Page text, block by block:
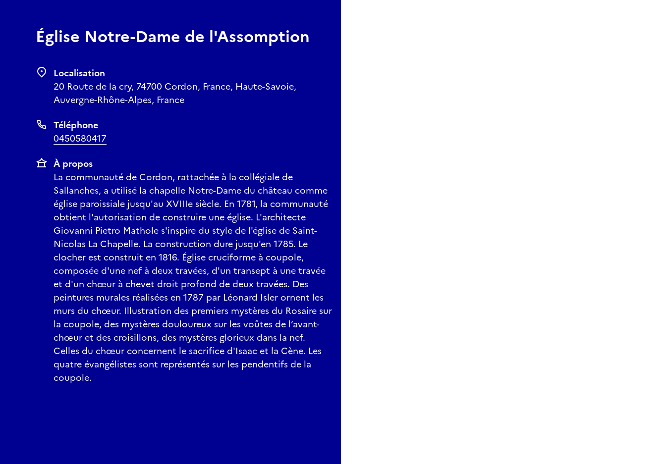
Église Notre-Dame de l'Assomption
Localisation
20 Route de la cry, 74700 Cordon, France, Haute-Savoie,
Auvergne-Rhône-Alpes, France
Téléphone
0450580417
À propos
La communauté de Cordon, rattachée à la collégiale de
Sallanches, a utilisé la chapelle Notre-Dame du château comme
église paroissiale jusqu'au XVIIIe siècle. En 1781, la communauté
obtient l'autorisation de construire une église. L'architecte
Giovanni Pietro Mathole s'inspire du style de l'église de Saint-
Nicolas La Chapelle. La construction dure jusqu'en 1785. Le
clocher est construit en 1816. Église cruciforme à coupole,
composée d'une nef à deux travées, d'un transept à une travée
et d'un chœur à chevet droit profond de deux travées. Des
peintures murales réalisées en 1787 par Léonard Isler ornent les
murs du chœur. Illustration des premiers mystères du Rosaire sur
la coupole, des mystères douloureux sur les voûtes de l’avant-
chœur et des croisillons, des mystères glorieux dans la nef.
Celles du chœur concernent le sacrifice d'Isaac et la Cène. Les
quatre évangélistes sont représentés sur les pendentifs de la
coupole.